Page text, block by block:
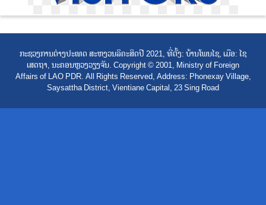
ກະຊວງການຕ່າງປະເທດ ສະຫງວນລິຄະສິດປີ 2021, ທີ່ຕັ້ງ: ບ້ານໂພນໄຊ, ເມືອ: ໄຊ
ເສດຖາ, ນະຄອນຫຼວງວຽງຈັນ. Copyright © 2001, Ministry of Foreign
Affairs of LAO PDR. All Rights Reserved, Address: Phonexay Village,
Saysattha District, Vientiane Capital, 23 Sing Road